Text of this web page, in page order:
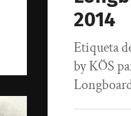
2014
Etiqueta
by KÖS